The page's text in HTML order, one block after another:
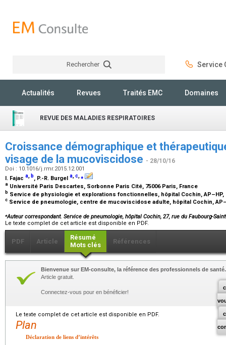
Rechercher Service
Actualités Revues Traités EMC Domaines
REVUE DES MALADIES RESPIRATOIRES
Croissance démographique et
visage de la mucoviscidose - 28/10/16
Doi : 10.1016/j.rmr.2015.12.001
I. Fajac a, b, P.-R. Burgel a,c,⁎
a Université Paris Descartes, Sorbonne Paris Cité, 75006 Paris, France
b Service de physiologie et explorations fonctionnelles, hôpital Cochin, AP–HP,
c Service de pneumologie, centre de mucoviscidose adulte, hôpital Cochin,
⁎Auteur correspondant. Service de pneumologie, hôpital Cochin, 27, rue du Faubourg-
Le texte complet de cet article est disponible en PDF.
PDF Article
Résumé
Mots clés
Références
Bienvenue sur EM-consulte, la référence des professionnels de santé.
Article gratuit.
Connectez-vous pour en bénéficier!
Le texte complet de cet article est disponible en PDF.
Plan
Déclaration de liens d’intérêts